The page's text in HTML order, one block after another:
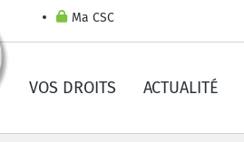
Ma CSC
VOS DROITS ACTUALITÉ